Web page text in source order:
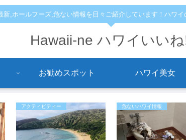
,ホールフーズ,危ない情報を日々ご紹介しています！ハワイ
Hawaii-ne ハワイいい
お勧めスポット ハワイ美女
アクティビティー 危ないハワイ情報